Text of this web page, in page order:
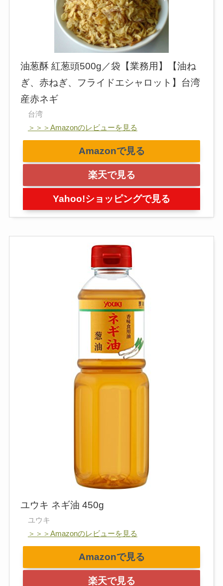
油葱酥 紅葱頭500g／袋【業務用】【油ね
ぎ、赤ねぎ、フライドエシャロット】台湾
産赤ネギ
台湾
＞＞＞Amazonのレビューを見る
Amazonで見る
楽天で見る
Yahoo!ショッピングで見る
ユウキ ネギ油 450g
ユウキ
＞＞＞Amazonのレビューを見る
Amazonで見る
楽天で見る